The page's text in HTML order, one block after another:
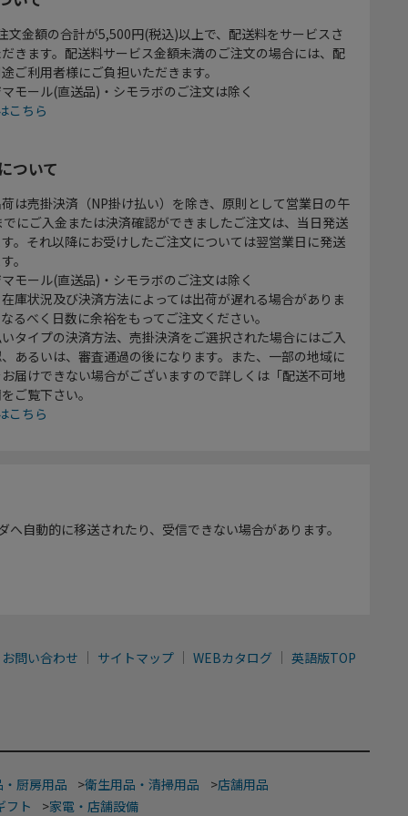
文金額の合計が5,500円(税込)以上で、配送料をサービスさ
きます。配送料サービス金額未満のご注文の場合には、配
ご利用者様にご負担いただきます。
モール(直送品)・シモラボのご注文は除く
こちら
ついて
は売掛決済（NP掛け払い）を除き、原則として営業日の午
にご入金または決済確認ができましたご注文は、当日発送
。それ以降にお受けしたご注文については翌営業日に発送
。
モール(直送品)・シモラボのご注文は除く
庫状況及び決済方法によっては出荷が遅れる場合がありま
るべく日数に余裕をもってご注文ください。
タイプの決済方法、売掛決済をご選択された場合にはご入
あるいは、審査通過の後になります。また、一部の地域に
届けできない場合がございますので詳しくは「配送不可地
ご覧下さい。
こちら
自動的に移送されたり、受信できない場合があります。
お問い合わせ サイトマップ WEBカタログ 英語版TOP
厨房用品 >衛生用品・清掃用品 >店舗用品
フト
>家電・店舗設備